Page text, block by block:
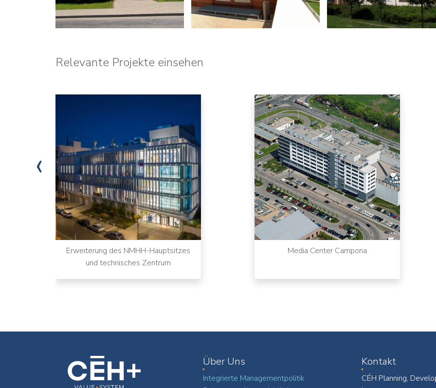
Relevante Projekte einsehen
Erweiterung des NMHH-Hauptsitzes
und technisches Zentrum
Media Center Campona
‹
Über Uns
Integrierte Managementpolitik
Kontakt
CÉH Planning,